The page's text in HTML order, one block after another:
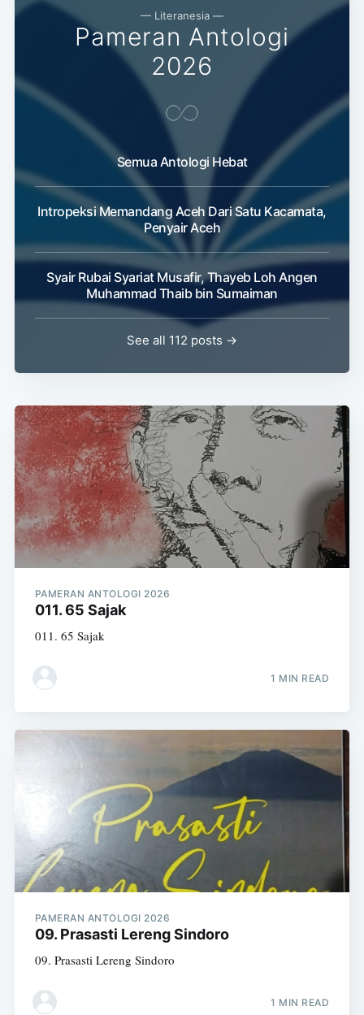
— Literanesia —
Pameran Antologi
2026
Semua Antologi Hebat
Intropeksi Memandang Aceh Dari Satu Kacamata,
Penyair Aceh
Syair Rubai Syariat Musafir, Thayeb Loh Angen
Muhammad Thaib bin Sumaiman
See all 112 posts →
PAMERAN ANTOLOGI 2026
011. 65 Sajak
011. 65 Sajak
1 MIN READ
PAMERAN ANTOLOGI 2026
09. Prasasti Lereng Sindoro
09. Prasasti Lereng Sindoro
1 MIN READ